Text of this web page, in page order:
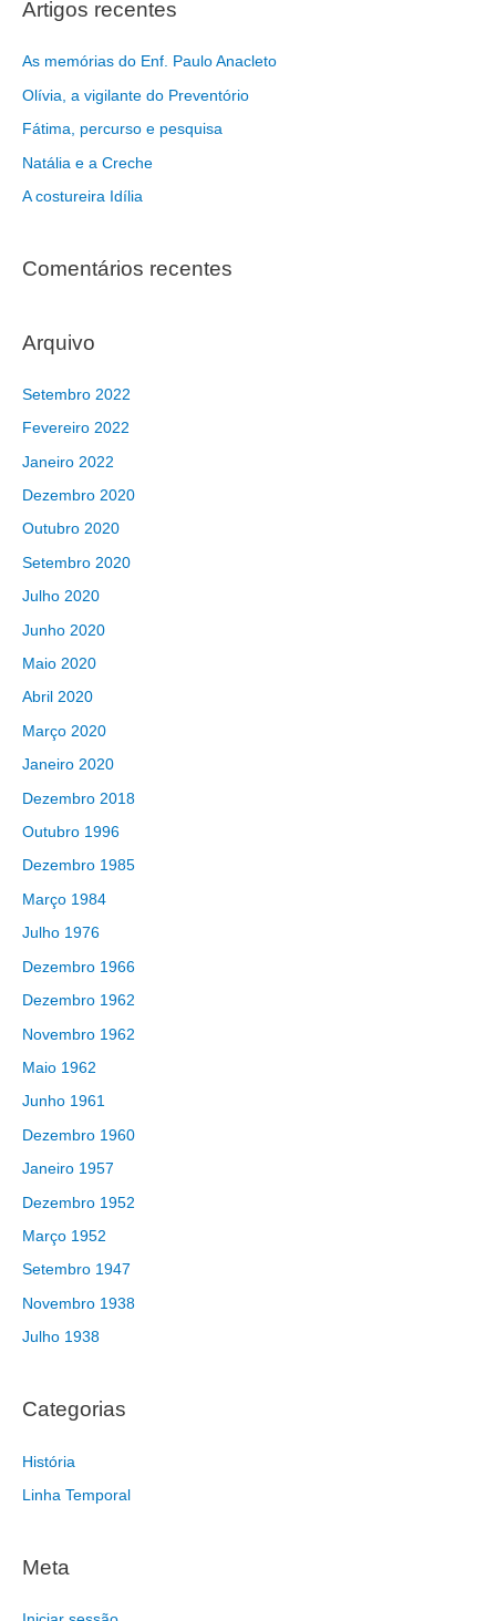
Artigos recentes
As memórias do Enf. Paulo Anacleto
Olívia, a vigilante do Preventório
Fátima, percurso e pesquisa
Natália e a Creche
A costureira Idília
Comentários recentes
Arquivo
Setembro 2022
Fevereiro 2022
Janeiro 2022
Dezembro 2020
Outubro 2020
Setembro 2020
Julho 2020
Junho 2020
Maio 2020
Abril 2020
Março 2020
Janeiro 2020
Dezembro 2018
Outubro 1996
Dezembro 1985
Março 1984
Julho 1976
Dezembro 1966
Dezembro 1962
Novembro 1962
Maio 1962
Junho 1961
Dezembro 1960
Janeiro 1957
Dezembro 1952
Março 1952
Setembro 1947
Novembro 1938
Julho 1938
Categorias
História
Linha Temporal
Meta